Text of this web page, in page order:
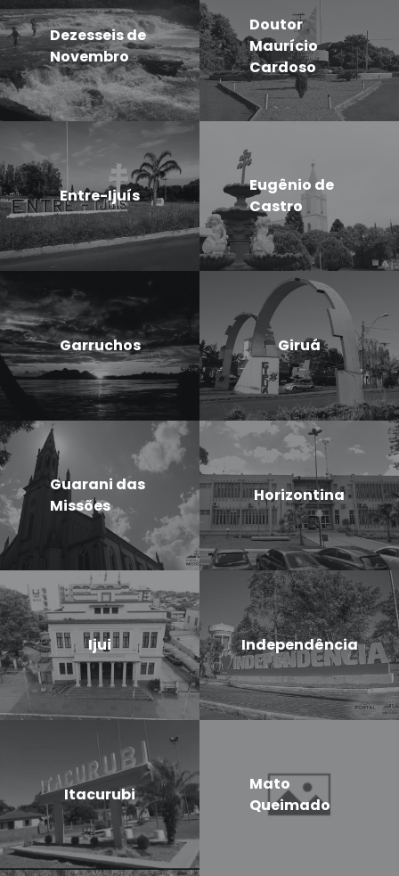
Dezesseis de
Novembro
Doutor
Maurício
Cardoso
Entre-Ijuís
Eugênio de
Castro
Garruchos Giruá
Guarani das
Missões
Horizontina
Ijui Independência
Itacurubi
Mato
Queimado